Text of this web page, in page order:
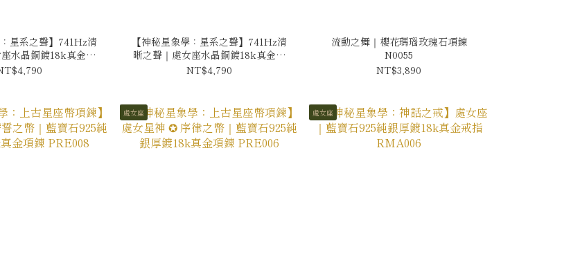
：星系之聲】741Hz清
水晶銅鍍18k真金項
NMA006
【神秘星象學：星系之聲】741Hz清
晰之聲｜處女座水晶銅鍍18k真金手
鍊 BMA006
NT$4,790
流動之舞｜櫻花瑪瑙玫瑰石項鍊
N0055
NT$3,890
處女座 處女座